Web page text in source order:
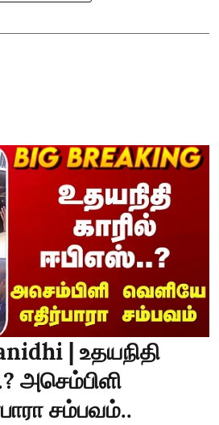
| உதயநிதி
அசெம்பிளி
சம்பவம்..